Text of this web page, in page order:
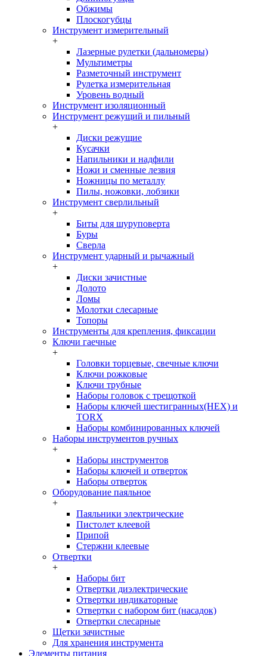
Обжимы
Плоскогубцы
Инструмент измерительный
+
Лазерные рулетки (дальномеры)
Мультиметры
Разметочный инструмент
Рулетка измерительная
Уровень водный
Инструмент изоляционный
Инструмент режущий и пильный
+
Диски режущие
Кусачки
Напильники и надфили
Ножи и сменные лезвия
Ножницы по металлу
Пилы, ножовки, лобзики
Инструмент сверлильный
+
Биты для шуруповерта
Буры
Сверла
Инструмент ударный и рычажный
+
Диски зачистные
Долото
Ломы
Молотки слесарные
Топоры
Инструменты для крепления, фиксации
Ключи гаечные
+
Головки торцевые, свечные ключи
Ключи рожковые
Ключи трубные
Наборы головок c трещоткой
Наборы ключей шестигранных(HEX) и
TORX
Наборы комбинированных ключей
Наборы инструментов ручных
+
Наборы инструментов
Наборы ключей и отверток
Наборы отверток
Оборудование паяльное
+
Паяльники электрические
Пистолет клеевой
Припой
Стержни клеевые
Отвертки
+
Наборы бит
Отвертки диэлектрические
Отвертки индикаторные
Отвертки с набором бит (насадок)
Отвертки слесарные
Щетки зачистные
Для хранения инструмента
Элементы питания